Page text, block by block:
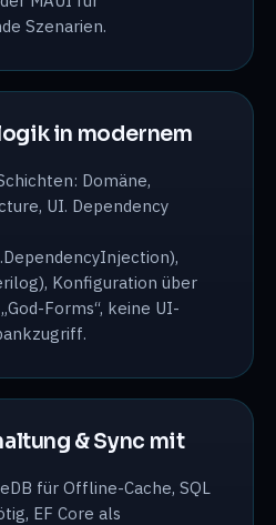
Szenarien.
in modernem
Domäne,
UI. Dependency
Konfiguration über
Forms“, keine UI-
& Sync mit
für Offline-Cache, SQL
EF Core als